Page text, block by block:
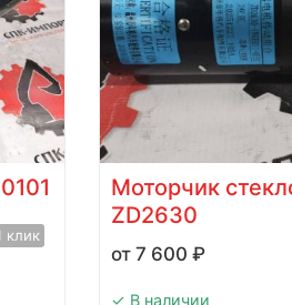
клик
Моторчик
ZD2630
7 600₽
✓ В наличии